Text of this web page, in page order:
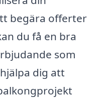
begära offerter
du få en bra
som
dig att